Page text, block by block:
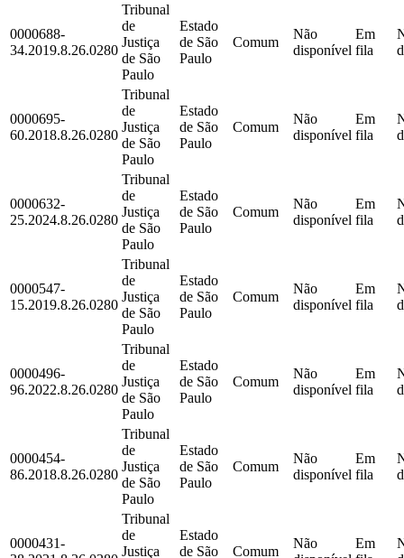
0000688-
34.2019.8.26.0280
Tribunal
de
Justiça
de São
Paulo
Estado
de São
Paulo
Comum
Não
disponível
Em
fila
0000695-
60.2018.8.26.0280
Tribunal
de
Justiça
de São
Paulo
Estado
de São
Paulo
Comum
Não
disponível
Em
fila
0000632-
25.2024.8.26.0280
Tribunal
de
Justiça
de São
Paulo
Estado
de São
Paulo
Comum
Não
disponível
Em
fila
0000547-
15.2019.8.26.0280
Tribunal
de
Justiça
de São
Paulo
Estado
de São
Paulo
Comum
Não
disponível
Em
fila
0000496-
96.2022.8.26.0280
Tribunal
de
Justiça
de São
Paulo
Estado
de São
Paulo
Comum
Não
disponível
Em
fila
0000454-
86.2018.8.26.0280
Tribunal
de
Justiça
de São
Paulo
Estado
de São
Paulo
Comum
Não
disponível
Em
fila
0000431-
Tribunal
de
Justiça
Estado
de São
Comum
Não
Em